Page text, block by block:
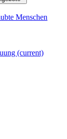
Menschen
(current)